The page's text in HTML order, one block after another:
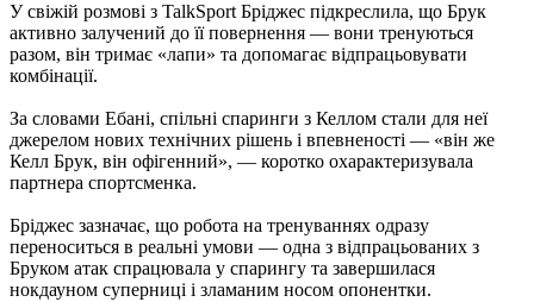
У свіжій розмові з TalkSport Бріджес підкреслила, що Брук
активно залучений до її повернення — вони тренуються
разом, він тримає «лапи» та допомагає відпрацьовувати
комбінації.
За словами Ебані, спільні спаринги з Келлом стали для неї
джерелом нових технічних рішень і впевненості — «він же
Келл Брук, він офігенний», — коротко охарактеризувала
партнера спортсменка.
Бріджес зазначає, що робота на тренуваннях одразу
переноситься в реальні умови — одна з відпрацьованих з
Бруком атак спрацювала у спарингу та завершилася
нокдауном суперниці і зламаним носом опонентки.